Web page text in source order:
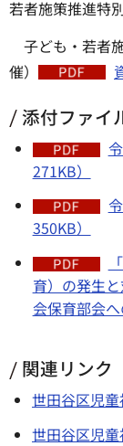
若者施策推進特
子ども・若者
催）
添付ファイ
271KB）
350KB）
育）の発生
会保育部会へ
関連リンク
世田谷区児
世田谷区児